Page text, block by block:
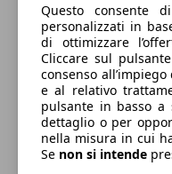
111 g/km
Emissioni di CO2
Ø 4.9 l/100km
Questo consente
personalizzati in
di ottimizzare
Cliccare sul
consenso
e al relativo
pulsante in basso a
dettaglio o per
nella misura in cui
Se non si intende